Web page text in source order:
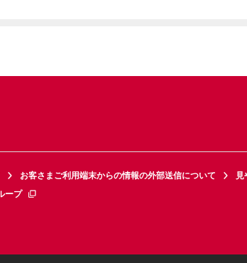
お客さまご利用端末からの情報の外部送信について
見
ープ